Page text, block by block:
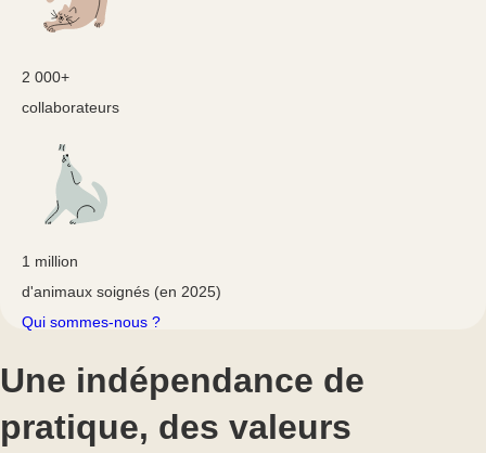
2 000+
collaborateurs
1 million
d'animaux soignés (en 2025)
Qui sommes-nous ?
Une indépendance de
pratique, des valeurs